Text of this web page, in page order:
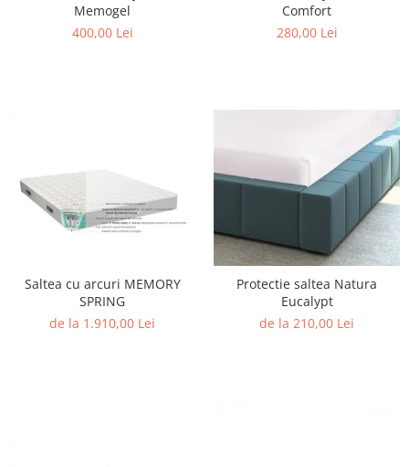
Memogel
400,00 Lei
Comfort
280,00 Lei
Saltea cu arcuri MEMORY
SPRING
de la 1.910,00 Lei
Protectie saltea Natura
Eucalypt
de la 210,00 Lei